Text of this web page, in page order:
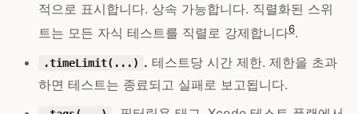
적으로 표시합니다. 상속 가능합니다. 직렬화된 스위
트는 모든 자식 테스트를 직렬로 강제합니다6.
.timeLimit(...) . 테스트당 시간 제한. 제한을 초과
하면 테스트는 종료되고 실패로 보고됩니다.